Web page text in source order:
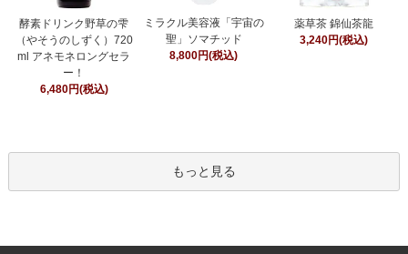
酵素ドリンク野草の雫
（やそうのしずく）720
ml アネモネロングセラ
ー！
6,480円(税込)
ミラクル美容液「宇宙の
聖」ソマチッド
8,800円(税込)
薬草茶 錦仙茶龍
3,240円(税込)
もっと見る